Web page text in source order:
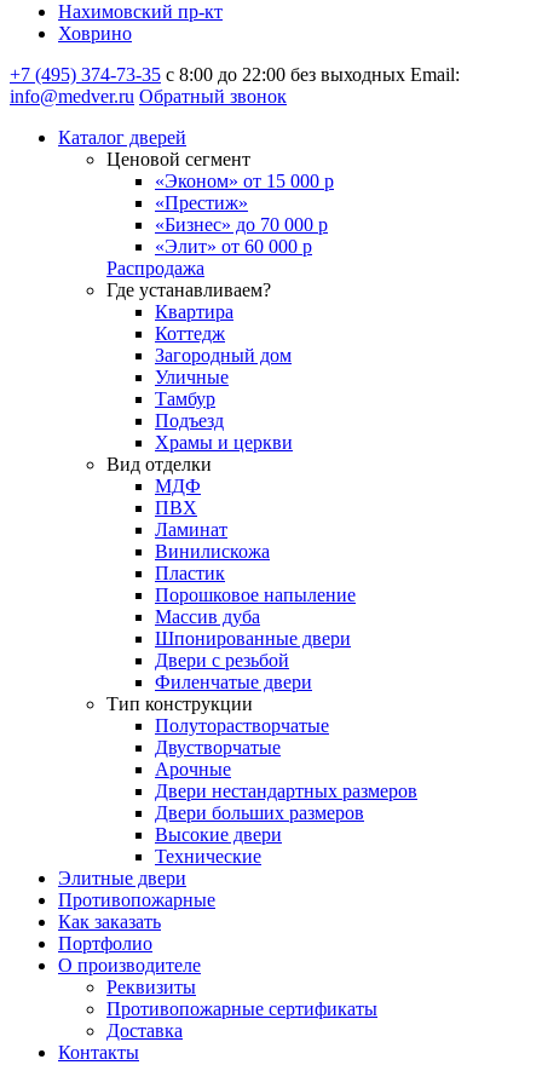
Нахимовский пр-кт
Ховрино
+7 (495) 374-73-35 с 8:00 до 22:00 без выходных Email:
info@medver.ru Обратный звонок
Каталог дверей
Ценовой сегмент
«Эконом» от 15 000 р
«Престиж»
«Бизнес» до 70 000 р
«Элит» от 60 000 р
Распродажа
Где устанавливаем?
Квартира
Коттедж
Загородный дом
Уличные
Тамбур
Подъезд
Храмы и церкви
Вид отделки
МДФ
ПВХ
Ламинат
Винилискожа
Пластик
Порошковое напыление
Массив дуба
Шпонированные двери
Двери с резьбой
Филенчатые двери
Тип конструкции
Полуторастворчатые
Двустворчатые
Арочные
Двери нестандартных размеров
Двери больших размеров
Высокие двери
Технические
Элитные двери
Противопожарные
Как заказать
Портфолио
О производителе
Реквизиты
Противопожарные сертификаты
Доставка
Контакты